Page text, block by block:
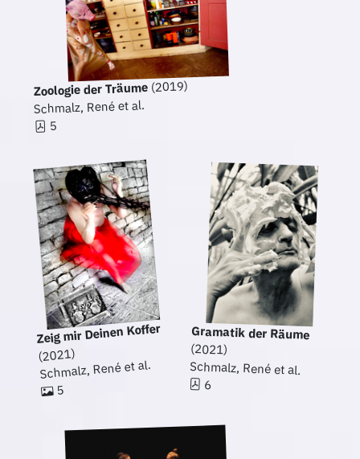
Zoologie der Träume(2019)
Schmalz, René et al.
5
Zeig mir Deinen Koffer
(2021)
Schmalz, René et al.
5
Gramatik der Räume
(2021)
Schmalz, René et al.
6